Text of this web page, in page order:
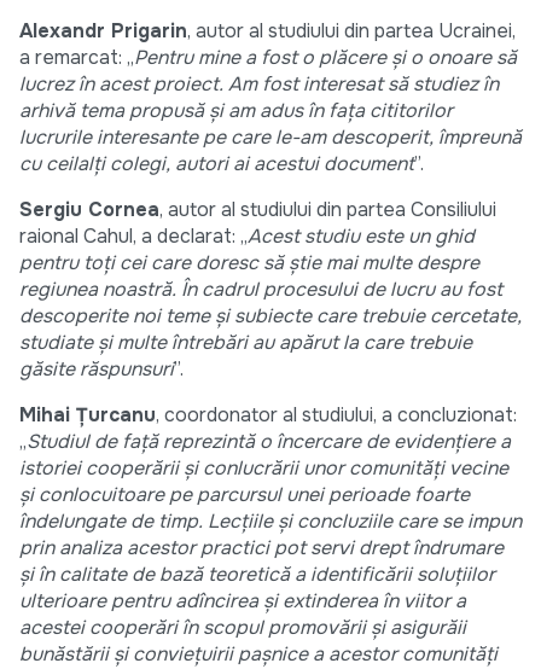
Alexandr Prigarin, autor al studiului din partea Ucrainei,
a remarcat: „Pentru mine a fost o plăcere și o onoare să
lucrez în acest proiect. Am fost interesat să studiez în
arhivă tema propusă și am adus în fața cititorilor
lucrurile interesante pe care le-am descoperit, împreună
cu ceilalți colegi, autori ai acestui document”.
Sergiu Cornea, autor al studiului din partea Consiliului
raional Cahul, a declarat: „Acest studiu este un ghid
pentru toți cei care doresc să știe mai multe despre
regiunea noastră. În cadrul procesului de lucru au fost
descoperite noi teme și subiecte care trebuie cercetate,
studiate și multe întrebări au apărut la care trebuie
găsite răspunsuri”.
Mihai Țurcanu, coordonator al studiului, a concluzionat:
„Studiul de față reprezintă o încercare de evidențiere a
istoriei cooperării și conlucrării unor comunități vecine
și conlocuitoare pe parcursul unei perioade foarte
îndelungate de timp. Lecțiile și concluziile care se impun
prin analiza acestor practici pot servi drept îndrumare
și în calitate de bază teoretică a identificării soluțiilor
ulterioare pentru adîncirea și extinderea în viitor a
acestei cooperări în scopul promovării și asigurăii
bunăstării și conviețuirii pașnice a acestor comunități